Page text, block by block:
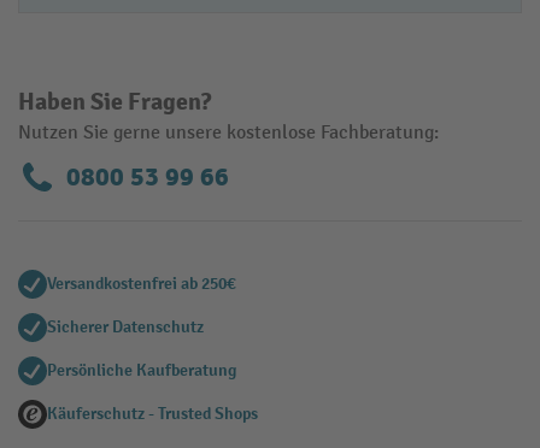
Haben Sie Fragen?
Nutzen Sie gerne unsere kostenlose Fachberatung:
0800 53 99 66
Versandkostenfrei ab 250€
Sicherer Datenschutz
Persönliche Kaufberatung
Käuferschutz - Trusted Shops